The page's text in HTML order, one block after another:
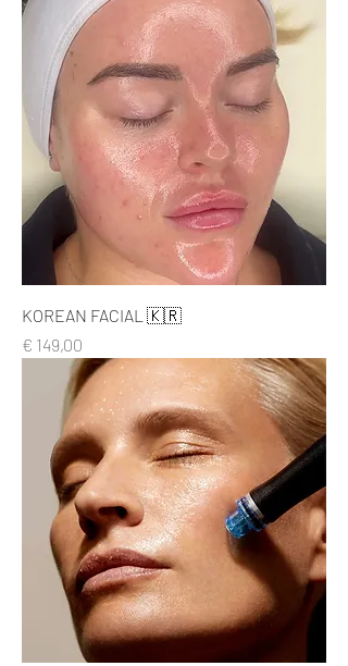
KOREAN FACIAL 🇰🇷
Prijs
€ 149,00